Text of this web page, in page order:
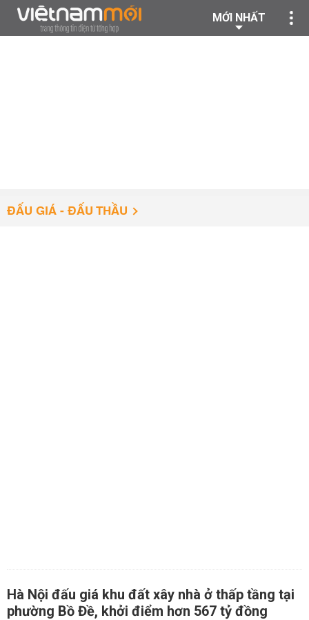
MỚI NHẤT
ĐẤU GIÁ - ĐẤU THẦU
Hà Nội đấu giá khu đất xây nhà ở thấp tầng tại
phường Bồ Đề, khởi điểm hơn 567 tỷ đồng